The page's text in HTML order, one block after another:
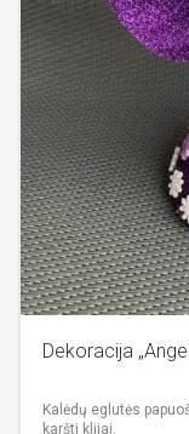
Dekoracija
Kalėdų eglutės
karšti klijai.